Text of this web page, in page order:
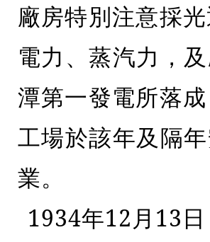
廠房特別注意採
電力、蒸汽力，
潭第一發電所落
工場於該年及隔
業。
1934年12月13